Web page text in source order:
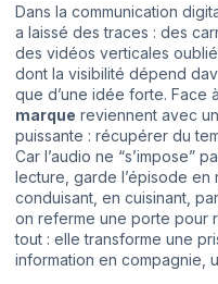
Dans la communication
a laissé des traces : des
des vidéos verticales
dont la visibilité dépend
que d’une idée forte. Face
marque reviennent avec
puissante : récupérer du
Car l’audio ne “s’impose”
lecture, garde l’épisode en
conduisant, en cuisinant,
on referme une porte pour
tout : elle transforme une
information en compagnie,